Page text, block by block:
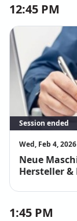
12:45 PM
Session ended
Wed, Feb 4,
Neue
Hersteller
1:45 PM